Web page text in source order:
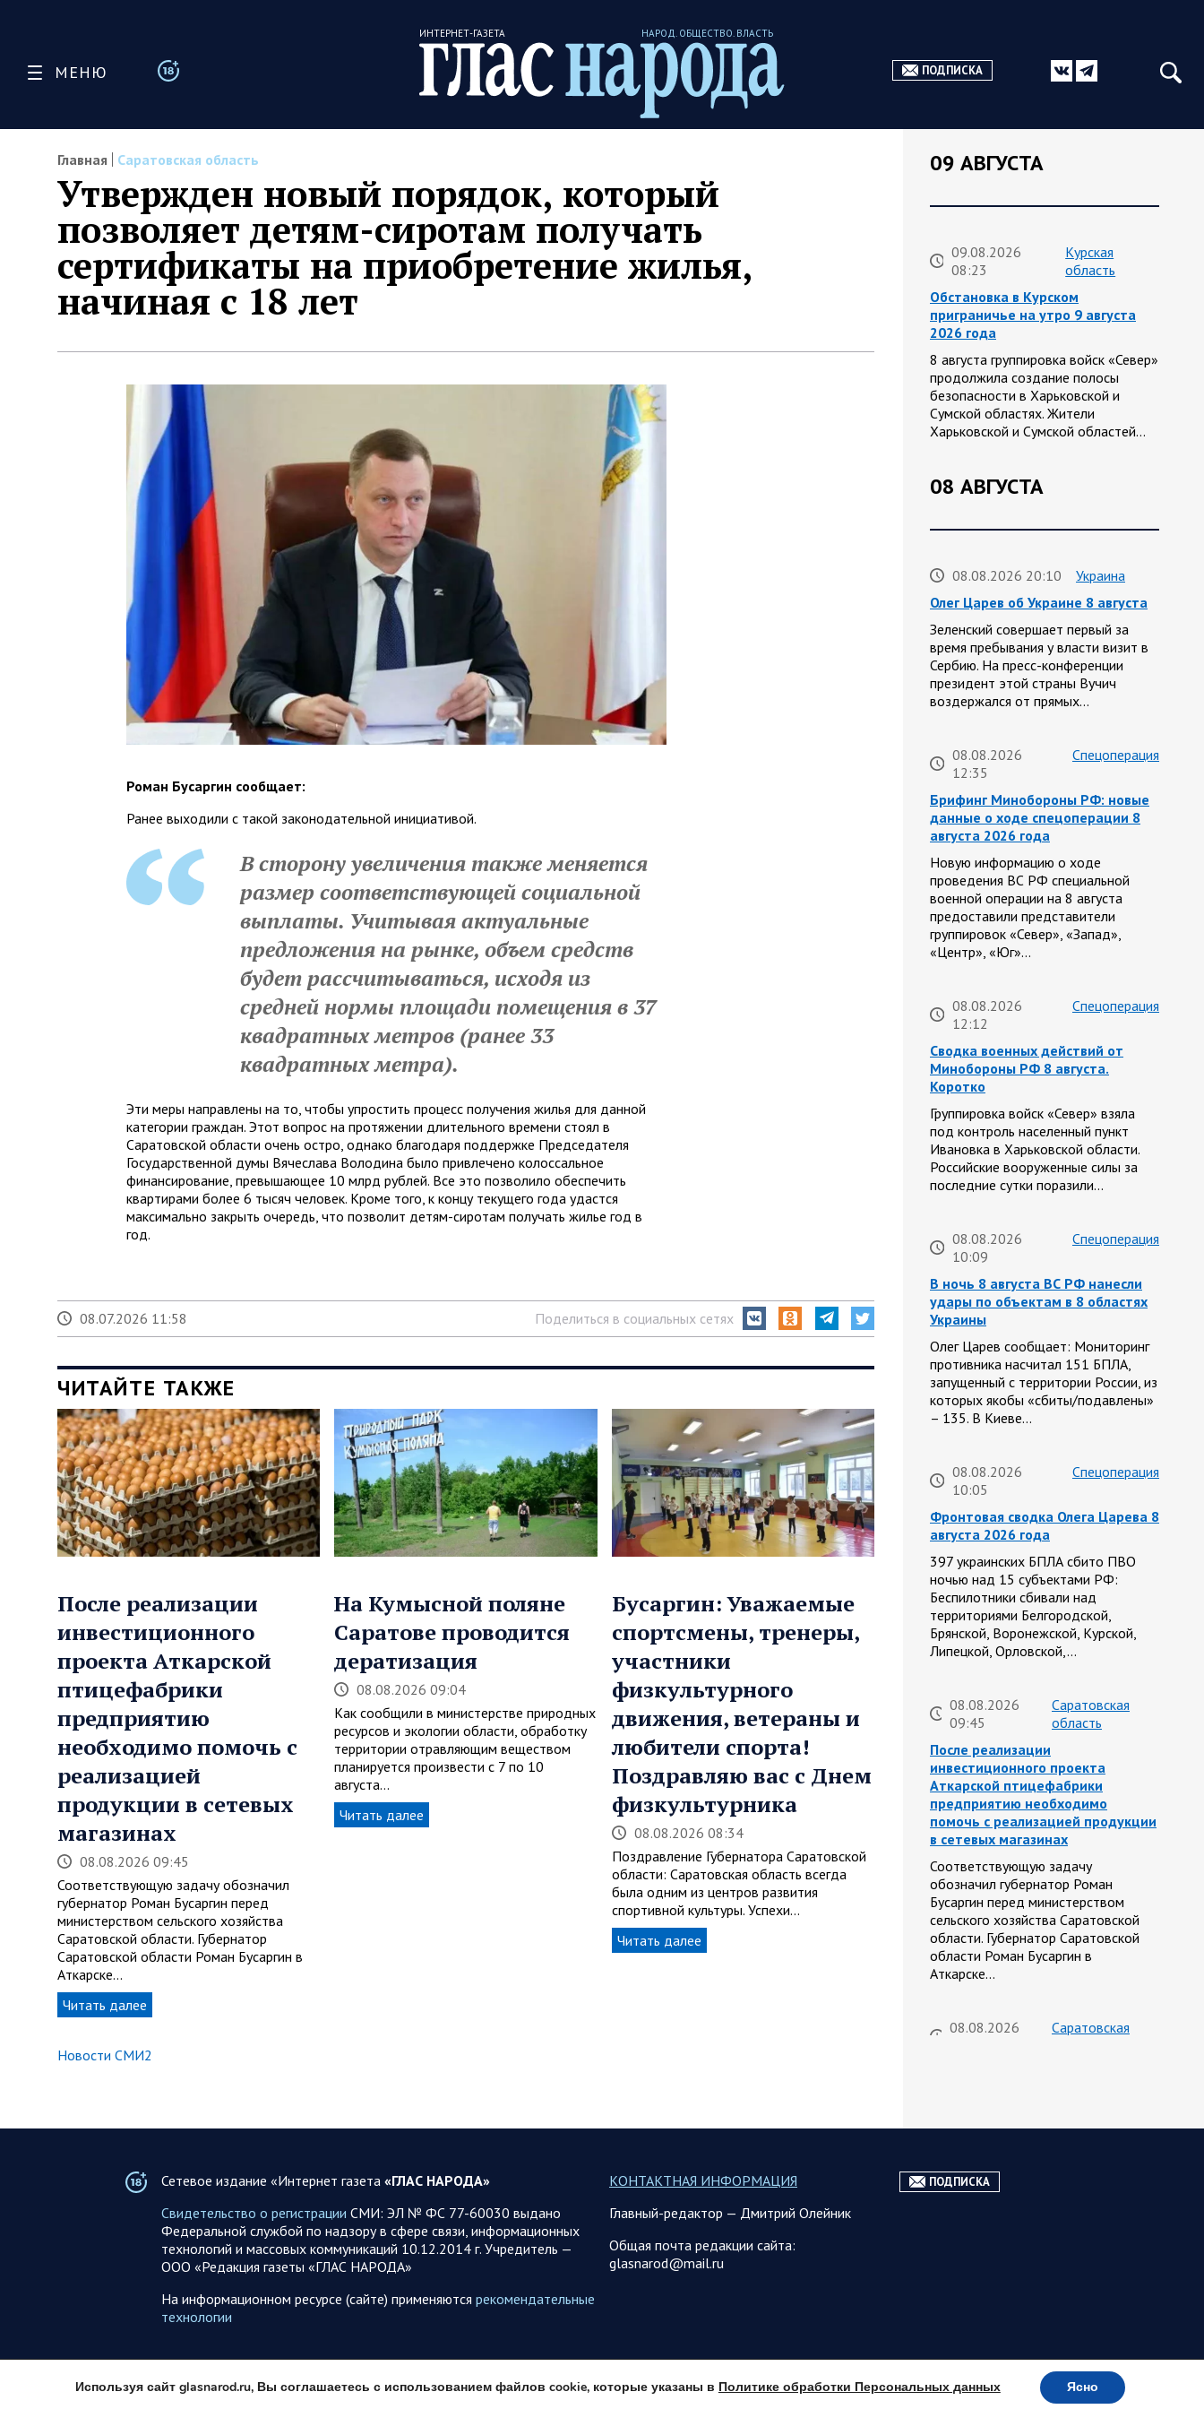
МЕНЮ
ИНТЕРНЕТ-ГАЗЕТА НАРОД. ОБЩЕСТВО. ВЛАСТЬ
ПОДПИСКА
Главная Саратовская область
Утвержден новый порядок, который
позволяет детям-сиротам получать
сертификаты на приобретение жилья,
начиная с 18 лет
Роман Бусаргин сообщает:
Ранее выходили с такой законодательной инициативой.
В сторону увеличения также меняется
размер соответствующей социальной
выплаты. Учитывая актуальные
предложения на рынке, объем средств
будет рассчитываться, исходя из
средней нормы площади помещения в 37
квадратных метров (ранее 33
квадратных метра).
Эти меры направлены на то, чтобы упростить процесс получения жилья для данной
категории граждан. Этот вопрос на протяжении длительного времени стоял в
Саратовской области очень остро, однако благодаря поддержке Председателя
Государственной думы Вячеслава Володина было привлечено колоссальное
финансирование, превышающее 10 млрд рублей. Все это позволило обеспечить
квартирами более 6 тысяч человек. Кроме того, к концу текущего года удастся
максимально закрыть очередь, что позволит детям-сиротам получать жилье год в
год.
08.07.2026 11:58 Поделиться в социальных сетях
ЧИТАЙТЕ ТАКЖЕ
После реализации
инвестиционного
проекта Аткарской
птицефабрики
предприятию
необходимо помочь с
реализацией
продукции в сетевых
магазинах
08.08.2026 09:45
Соответствующую задачу обозначил
губернатор Роман Бусаргин перед
министерством сельского хозяйства
Саратовской области. Губернатор
Саратовской области Роман Бусаргин в
Аткарске…
Читать далее
На Кумысной поляне
Саратове проводится
дератизация
08.08.2026 09:04
Как сообщили в министерстве природных
ресурсов и экологии области, обработку
территории отравляющим веществом
планируется произвести с 7 по 10
августа…
Читать далее
Бусаргин: Уважаемые
спортсмены, тренеры,
участники
физкультурного
движения, ветераны и
любители спорта!
Поздравляю вас с Днем
физкультурника
08.08.2026 08:34
Поздравление Губернатора Саратовской
области: Саратовская область всегда
была одним из центров развития
спортивной культуры. Успехи…
Читать далее
Новости СМИ2
09 АВГУСТА
09.08.2026
08:23
Курская
область
Обстановка в Курском
приграничье на утро 9 августа
2026 года
8 августа группировка войск «Север»
продолжила создание полосы
безопасности в Харьковской и
Сумской областях. Жители
Харьковской и Сумской областей…
08 АВГУСТА
08.08.2026 20:10
Украина
Олег Царев об Украине 8 августа
Зеленский совершает первый за
время пребывания у власти визит в
Сербию. На пресс-конференции
президент этой страны Вучич
воздержался от прямых…
08.08.2026
12:35
Спецоперация
Брифинг Минобороны РФ: новые
данные о ходе спецоперации 8
августа 2026 года
Новую информацию о ходе
проведения ВС РФ специальной
военной операции на 8 августа
предоставили представители
группировок «Север», «Запад»,
«Центр», «Юг»…
08.08.2026
12:12
Спецоперация
Сводка военных действий от
Минобороны РФ 8 августа.
Коротко
Группировка войск «Север» взяла
под контроль населенный пункт
Ивановка в Харьковской области.
Российские вооруженные силы за
последние сутки поразили…
08.08.2026
10:09
Спецоперация
В ночь 8 августа ВС РФ нанесли
удары по объектам в 8 областях
Украины
Олег Царев сообщает: Мониторинг
противника насчитал 151 БПЛА,
запущенный с территории России, из
которых якобы «сбиты/подавлены»
– 135. В Киеве…
08.08.2026
10:05
Спецоперация
Фронтовая сводка Олега Царева 8
августа 2026 года
397 украинских БПЛА сбито ПВО
ночью над 15 субъектами РФ:
Беспилотники сбивали над
территориями Белгородской,
Брянской, Воронежской, Курской,
Липецкой, Орловской,…
08.08.2026
09:45
Саратовская
область
После реализации
инвестиционного проекта
Аткарской птицефабрики
предприятию необходимо
помочь с реализацией продукции
в сетевых магазинах
Соответствующую задачу
обозначил губернатор Роман
Бусаргин перед министерством
сельского хозяйства Саратовской
области. Губернатор Саратовской
области Роман Бусаргин в
Аткарске…
08.08.2026
Саратовская
отравляющим веществом
планируется произвести с 7 по 10
ветераны и любители спорта!
Поздравляю вас с Днем
физкультурника
Сетевое издание «Интернет газета «ГЛАС НАРОДА»
Свидетельство о регистрации СМИ: ЭЛ № ФС 77-60030 выдано
Федеральной службой по надзору в сфере связи, информационных
технологий и массовых коммуникаций 10.12.2014 г. Учредитель —
ООО «Редакция газеты «ГЛАС НАРОДА»
На информационном ресурсе (сайте) применяются рекомендательные
технологии
КОНТАКТНАЯ ИНФОРМАЦИЯ
Главный-редактор — Дмитрий Олейник
Общая почта редакции сайта:
glasnarod@mail.ru
ПОДПИСКА
© 2013 - 2026
Используя сайт glasnarod.ru, Вы соглашаетесь с использованием файлов cookie, которые указаны в Политике обработки Персональных данных Ясно